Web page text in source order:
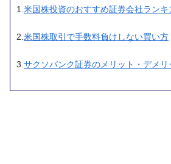
1. 米国株投資のおすすめ証券会社ランキ
2. 米国株取引で手数料負けしない買い方
3.サクソバンク証券のメリット・デメリ